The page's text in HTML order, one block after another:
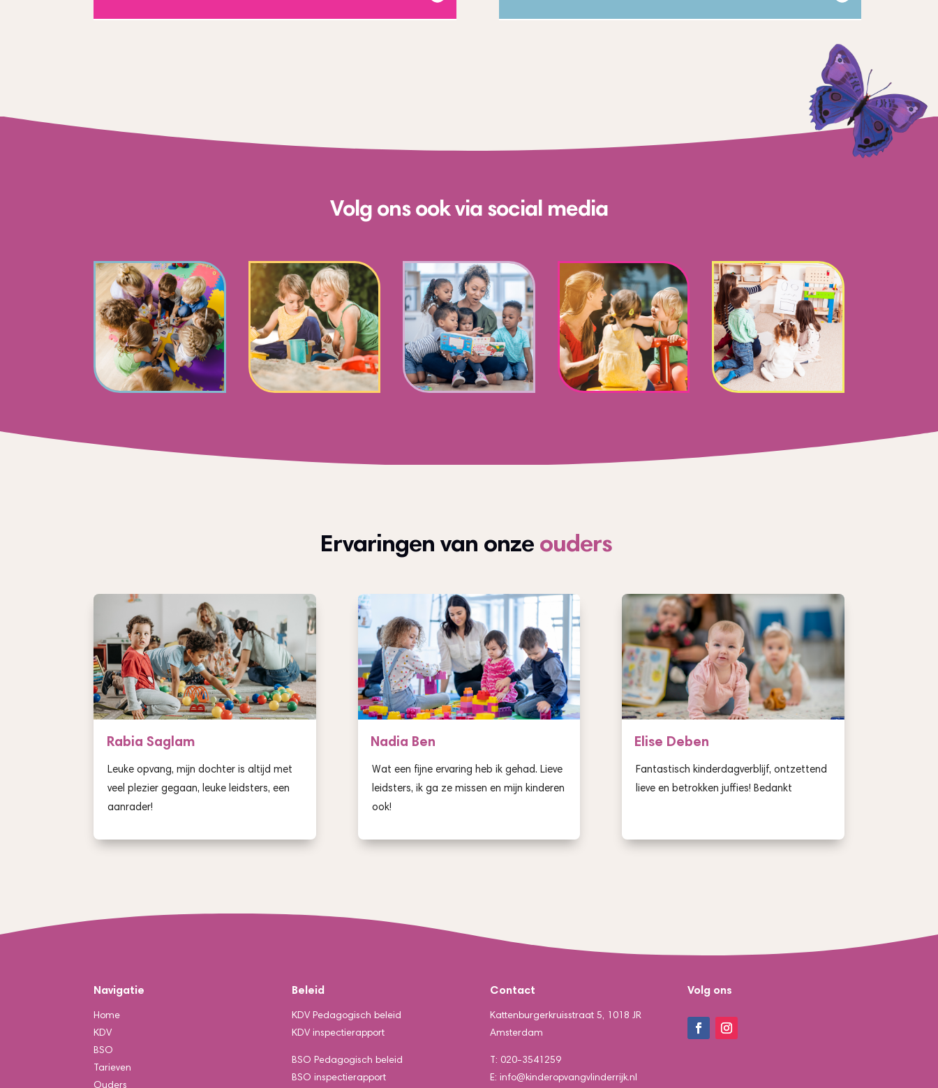
Volg ons ook via social media
Ervaringen van onze ouders
Rabia Saglam
Leuke opvang, mijn dochter is altijd met
veel plezier gegaan, leuke leidsters, een
aanrader!
Nadia Ben
Wat een fijne ervaring heb ik gehad. Lieve
leidsters, ik ga ze missen en mijn kinderen
ook!
Elise Deben
Fantastisch kinderdagverblijf, ontzettend
lieve en betrokken juffies! Bedankt
Navigatie
Home
KDV
BSO
Tarieven
Beleid
KDV Pedagogisch beleid
KDV inspectierapport
BSO Pedagogisch beleid
BSO inspectierapport
Contact
Kattenburgerkruisstraat 5, 1018 JR
Amsterdam
T: 020-3541259
E: info@kinderopvangvlinderrijk.nl
Volg ons